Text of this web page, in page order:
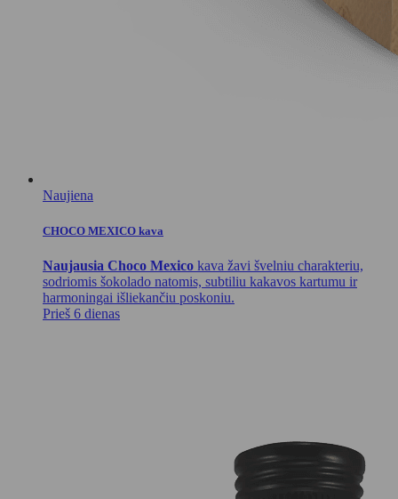
Naujiena
CHOCO MEXICO kava
Naujausia Choco Mexico kava žavi švelniu charakteriu,
sodriomis šokolado natomis, subtiliu kakavos kartumu ir
harmoningai išliekančiu poskoniu.
Prieš 6 dienas